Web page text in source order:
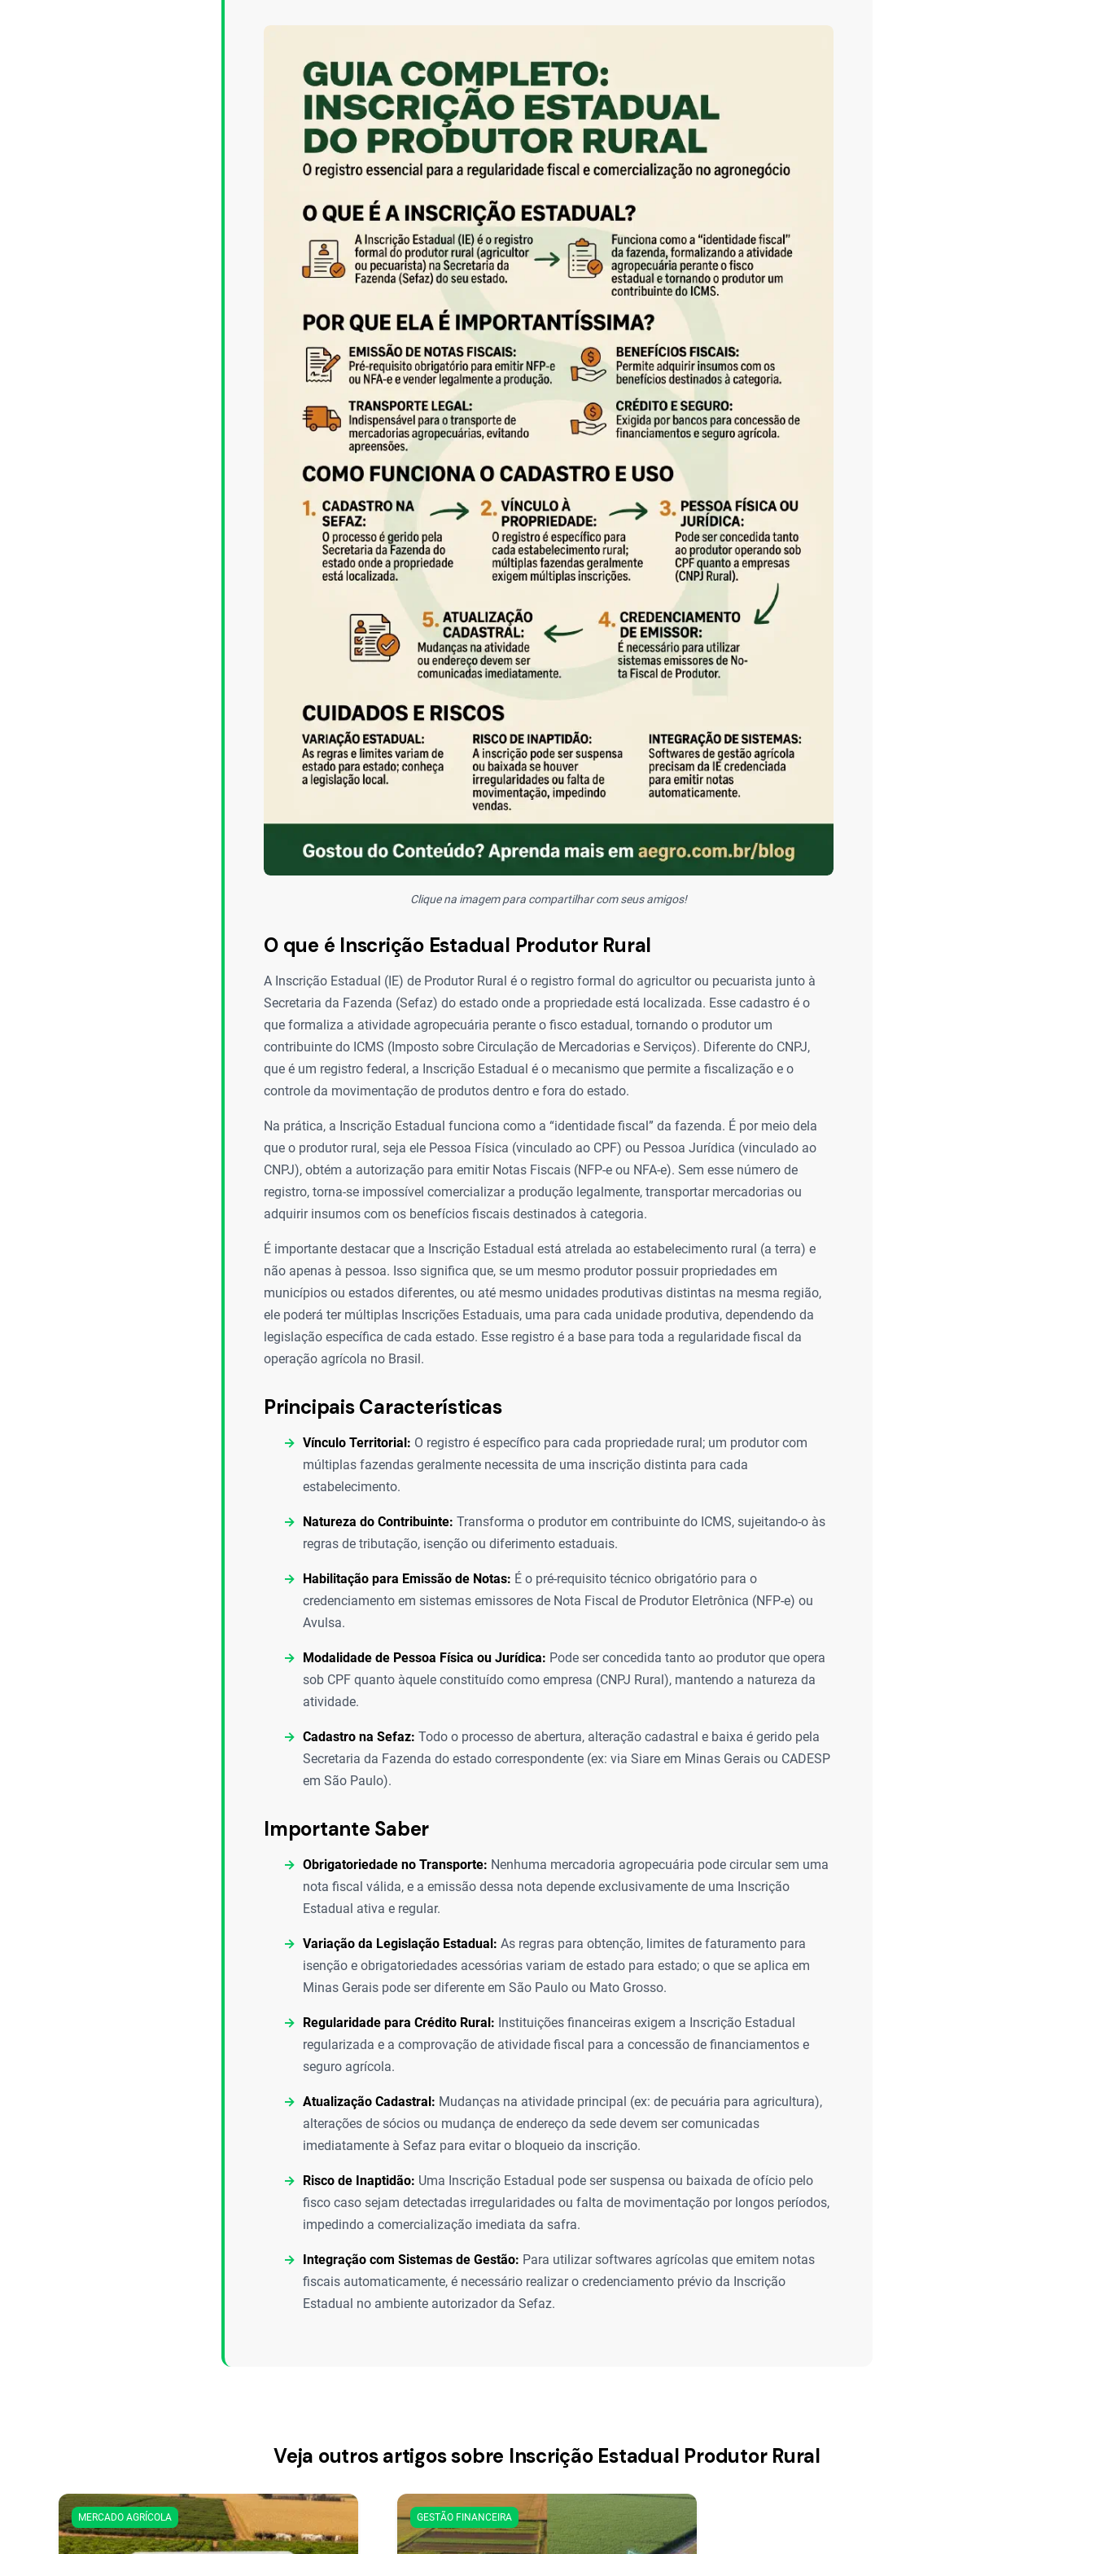
Clique na imagem para compartilhar com seus amigos!
O que é Inscrição Estadual Produtor Rural
A Inscrição Estadual (IE) de Produtor Rural é o registro formal do agricultor ou pecuarista junto à
Secretaria da Fazenda (Sefaz) do estado onde a propriedade está localizada. Esse cadastro é o
que formaliza a atividade agropecuária perante o fisco estadual, tornando o produtor um
contribuinte do ICMS (Imposto sobre Circulação de Mercadorias e Serviços). Diferente do CNPJ,
que é um registro federal, a Inscrição Estadual é o mecanismo que permite a fiscalização e o
controle da movimentação de produtos dentro e fora do estado.
Na prática, a Inscrição Estadual funciona como a “identidade fiscal” da fazenda. É por meio dela
que o produtor rural, seja ele Pessoa Física (vinculado ao CPF) ou Pessoa Jurídica (vinculado ao
CNPJ), obtém a autorização para emitir Notas Fiscais (NFP-e ou NFA-e). Sem esse número de
registro, torna-se impossível comercializar a produção legalmente, transportar mercadorias ou
adquirir insumos com os benefícios fiscais destinados à categoria.
É importante destacar que a Inscrição Estadual está atrelada ao estabelecimento rural (a terra) e
não apenas à pessoa. Isso significa que, se um mesmo produtor possuir propriedades em
municípios ou estados diferentes, ou até mesmo unidades produtivas distintas na mesma região,
ele poderá ter múltiplas Inscrições Estaduais, uma para cada unidade produtiva, dependendo da
legislação específica de cada estado. Esse registro é a base para toda a regularidade fiscal da
operação agrícola no Brasil.
Principais Características
Vínculo Territorial: O registro é específico para cada propriedade rural; um produtor com
múltiplas fazendas geralmente necessita de uma inscrição distinta para cada
estabelecimento.
Natureza do Contribuinte: Transforma o produtor em contribuinte do ICMS, sujeitando-o às
regras de tributação, isenção ou diferimento estaduais.
Habilitação para Emissão de Notas: É o pré-requisito técnico obrigatório para o
credenciamento em sistemas emissores de Nota Fiscal de Produtor Eletrônica (NFP-e) ou
Avulsa.
Modalidade de Pessoa Física ou Jurídica: Pode ser concedida tanto ao produtor que opera
sob CPF quanto àquele constituído como empresa (CNPJ Rural), mantendo a natureza da
atividade.
Cadastro na Sefaz: Todo o processo de abertura, alteração cadastral e baixa é gerido pela
Secretaria da Fazenda do estado correspondente (ex: via Siare em Minas Gerais ou CADESP
em São Paulo).
Importante Saber
Obrigatoriedade no Transporte: Nenhuma mercadoria agropecuária pode circular sem uma
nota fiscal válida, e a emissão dessa nota depende exclusivamente de uma Inscrição
Estadual ativa e regular.
Variação da Legislação Estadual: As regras para obtenção, limites de faturamento para
isenção e obrigatoriedades acessórias variam de estado para estado; o que se aplica em
Minas Gerais pode ser diferente em São Paulo ou Mato Grosso.
Regularidade para Crédito Rural: Instituições financeiras exigem a Inscrição Estadual
regularizada e a comprovação de atividade fiscal para a concessão de financiamentos e
seguro agrícola.
Atualização Cadastral: Mudanças na atividade principal (ex: de pecuária para agricultura),
alterações de sócios ou mudança de endereço da sede devem ser comunicadas
imediatamente à Sefaz para evitar o bloqueio da inscrição.
Risco de Inaptidão: Uma Inscrição Estadual pode ser suspensa ou baixada de ofício pelo
fisco caso sejam detectadas irregularidades ou falta de movimentação por longos períodos,
impedindo a comercialização imediata da safra.
Integração com Sistemas de Gestão: Para utilizar softwares agrícolas que emitem notas
fiscais automaticamente, é necessário realizar o credenciamento prévio da Inscrição
Estadual no ambiente autorizador da Sefaz.
Veja outros artigos sobre Inscrição Estadual Produtor Rural
MERCADO AGRÍCOLA GESTÃO FINANCEIRA